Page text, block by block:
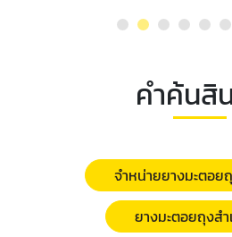
คำค้นสิ
จำหน่ายยางมะตอย
ยางมะตอยถุงสำ